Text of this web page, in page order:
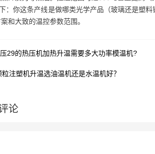
：你这条产线是做哪类光学产品（玻璃还是塑
和大致的温控参数范围。
29的热压机加热升温需要多大功率模温机?
注塑机升温选油温机还是水温机好？
论